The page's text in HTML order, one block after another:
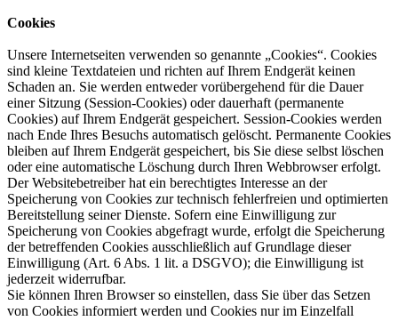
Cookies
Unsere Internetseiten verwenden so genannte „Cookies“. Cookies
sind kleine Textdateien und richten auf Ihrem Endgerät keinen
Schaden an. Sie werden entweder vorübergehend für die Dauer
einer Sitzung (Session-Cookies) oder dauerhaft (permanente
Cookies) auf Ihrem Endgerät gespeichert. Session-Cookies werden
nach Ende Ihres Besuchs automatisch gelöscht. Permanente Cookies
bleiben auf Ihrem Endgerät gespeichert, bis Sie diese selbst löschen
oder eine automatische Löschung durch Ihren Webbrowser erfolgt.
Der Websitebetreiber hat ein berechtigtes Interesse an der
Speicherung von Cookies zur technisch fehlerfreien und optimierten
Bereitstellung seiner Dienste. Sofern eine Einwilligung zur
Speicherung von Cookies abgefragt wurde, erfolgt die Speicherung
der betreffenden Cookies ausschließlich auf Grundlage dieser
Einwilligung (Art. 6 Abs. 1 lit. a DSGVO); die Einwilligung ist
jederzeit widerrufbar.
Sie können Ihren Browser so einstellen, dass Sie über das Setzen
von Cookies informiert werden und Cookies nur im Einzelfall